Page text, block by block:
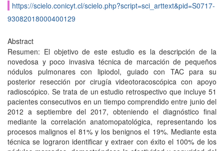
https://scielo.conicyt.cl/scielo.php?script=sci_arttext&pid=S0717-
93082018000400129
Abstract
Resumen: El objetivo de este estudio es la descripción de la
novedosa y poco invasiva técnica de marcación de pequeños
nódulos pulmonares con lipiodol, guiado con TAC para su
posterior resección por cirugía videotoracoscópica con apoyo
radioscópico. Se trata de un estudio retrospectivo que incluye 51
pacientes consecutivos en un tiempo comprendido entre junio del
2012 a septiembre del 2017, obteniendo el diagnóstico final
mediante la correlación anatomopatológica, representando los
procesos malignos el 81% y los benignos el 19%. Mediante esta
técnica se lograron identificar y extraer con éxito el 100% de los